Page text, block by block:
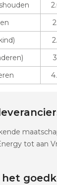
tot aan
het